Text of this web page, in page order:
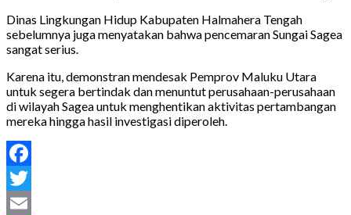
Dinas Lingkungan Hidup Kabupaten Halmahera Tengah
sebelumnya juga menyatakan bahwa pencemaran Sungai Sagea
sangat serius.
Karena itu, demonstran mendesak Pemprov Maluku Utara
untuk segera bertindak dan menuntut perusahaan-perusahaan
di wilayah Sagea untuk menghentikan aktivitas pertambangan
mereka hingga hasil investigasi diperoleh.
Facebook
Twitter